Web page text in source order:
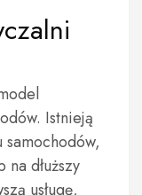
Istnieją
na dłuższy
usługę,